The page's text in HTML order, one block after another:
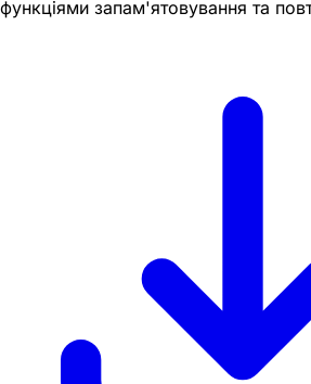
функціями запам'ятовування та